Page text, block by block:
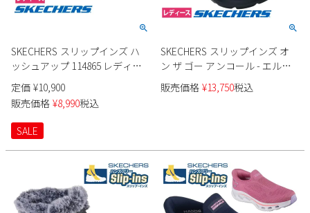
SKECHERS スリップインズ ハ
ッシュアップ 114865 レディー
ス
定価 ¥10,900
販売価格 ¥8,990税込
SALE
SKECHERS スリップインズ オ
ン ザ ゴー アンコール - エルサ
144841 レディース
販売価格 ¥13,750税込